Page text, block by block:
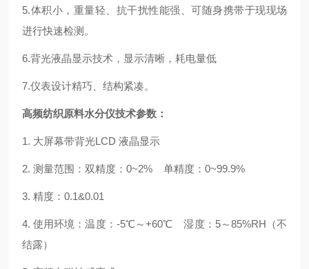
5.体积小，重量轻、抗干扰性能强、可随身携带于现现场
进行快速检测。
6.背光液晶显示技术，显示清晰，耗电量低
7.仪表设计精巧、结构紧凑。
高频纺织原料水分仪技术参数：
1. 大屏幕带背光LCD 液晶显示
2. 测量范围：双精度：0~2% 单精度：0~99.9%
3. 精度：0.1&0.01
4. 使用环境：温度：-5℃～+60℃ 湿度：5～85%RH（不
结露）